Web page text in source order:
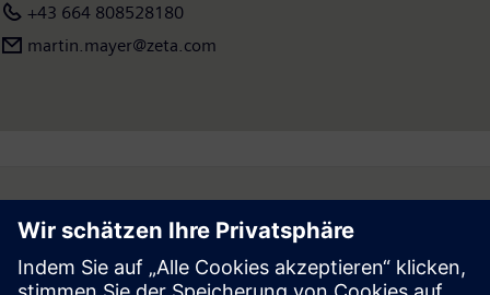
+43 664 808528180
martin.mayer@zeta.com
Follow